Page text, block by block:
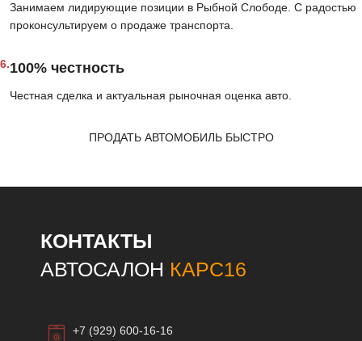
Занимаем лидирующие позиции в Рыбной Слободе. С радостью
проконсультируем о продаже транспорта.
6.100% честность
Честная сделка и актуальная рыночная оценка авто.
ПРОДАТЬ АВТОМОБИЛЬ БЫСТРО
КОНТАКТЫ
АВТОСАЛОН КАРС16
+7 (929) 600-16-16